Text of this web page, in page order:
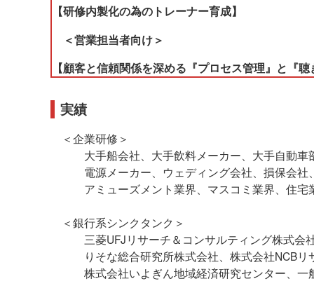
【研修内製化の為のトレーナー育成】
＜営業担当者向け＞
【顧客と信頼関係を深める『プロセス管理』と『
実績
＜企業研修＞
大手船会社、大手飲料メーカー、大手自動車
電源メーカー、ウェディング会社、損保会社
アミューズメント業界、マスコミ業界、住
＜銀行系シンクタンク＞
三菱UFJリサーチ＆コンサルティング株式会
りそな総合研究所株式会社、株式会社NCBリ
株式会社いよぎん地域経済研究センター、一